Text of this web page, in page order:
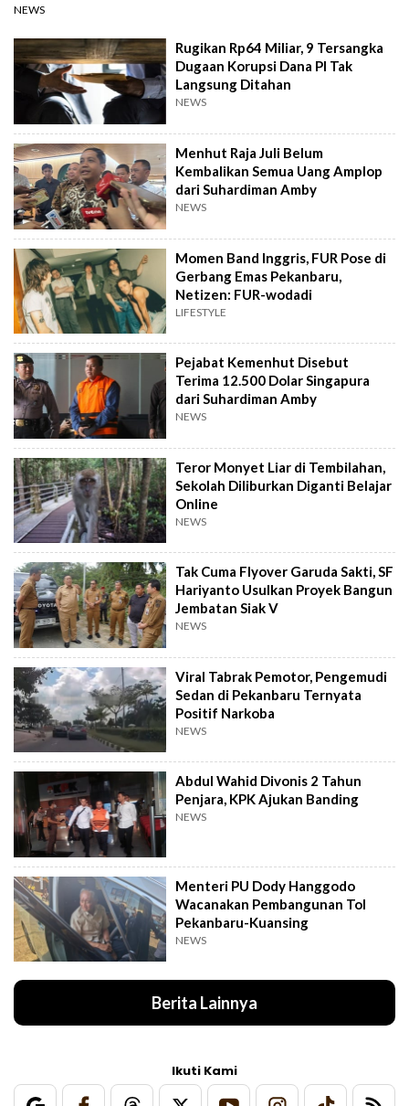
NEWS
Rugikan Rp64 Miliar, 9 Tersangka
Dugaan Korupsi Dana PI Tak
Langsung Ditahan
NEWS
Menhut Raja Juli Belum
Kembalikan Semua Uang Amplop
dari Suhardiman Amby
NEWS
Momen Band Inggris, FUR Pose di
Gerbang Emas Pekanbaru,
Netizen: FUR-wodadi
LIFESTYLE
Pejabat Kemenhut Disebut
Terima 12.500 Dolar Singapura
dari Suhardiman Amby
NEWS
Teror Monyet Liar di Tembilahan,
Sekolah Diliburkan Diganti Belajar
Online
NEWS
Tak Cuma Flyover Garuda Sakti, SF
Hariyanto Usulkan Proyek Bangun
Jembatan Siak V
NEWS
Viral Tabrak Pemotor, Pengemudi
Sedan di Pekanbaru Ternyata
Positif Narkoba
NEWS
Abdul Wahid Divonis 2 Tahun
Penjara, KPK Ajukan Banding
NEWS
Menteri PU Dody Hanggodo
Wacanakan Pembangunan Tol
Pekanbaru-Kuansing
NEWS
Berita Lainnya
Ikuti Kami